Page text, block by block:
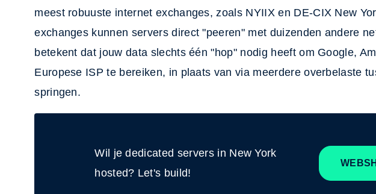
meest robuuste internet exchanges, zoals NYIIX en DE-CIX New
exchanges kunnen servers direct "peeren" met duizenden andere
betekent dat jouw data slechts één "hop" nodig heeft om Google,
Europese ISP te bereiken, in plaats van via meerdere overbelaste
springen.
Wil je dedicated servers in New York
hosted? Let's build!